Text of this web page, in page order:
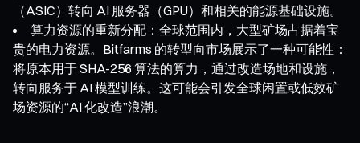
（ASIC）转向 AI 服务器（GPU）和相关的能源基础设施。
算力资源的重新分配：全球范围内，大型矿场占据着宝
贵的电力资源。Bitfarms 的转型向市场展示了一种可能性：
将原本用于 SHA-256 算法的算力，通过改造场地和设施，
转向服务于 AI 模型训练。这可能会引发全球闲置或低效矿
场资源的“AI 化改造”浪潮。